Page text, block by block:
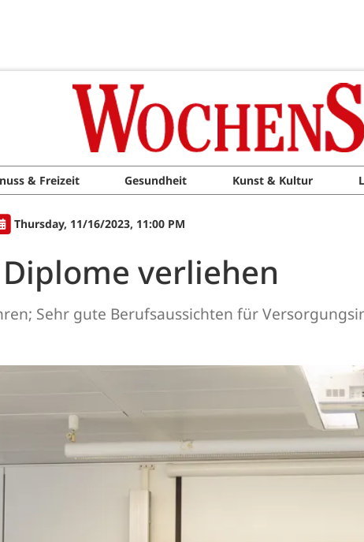
& Freizeit Gesundheit Kunst & Kultur
Thursday, 11/16/2023, 11:00 PM
verliehen
Sehr gute Berufsaussichten für